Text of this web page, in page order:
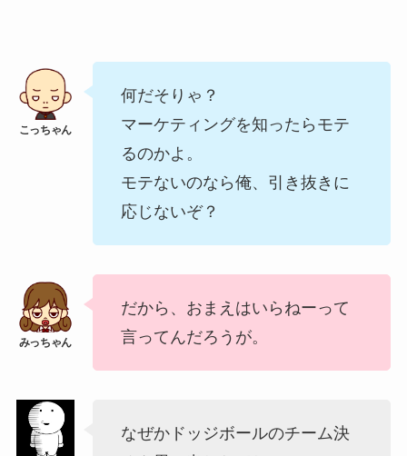
何だそりゃ？
マーケティングを知ったらモテ
るのかよ。
モテないのなら俺、引き抜きに
応じないぞ？
だから、おまえはいらねーって
言ってんだろうが。
なぜかドッジボールのチーム決